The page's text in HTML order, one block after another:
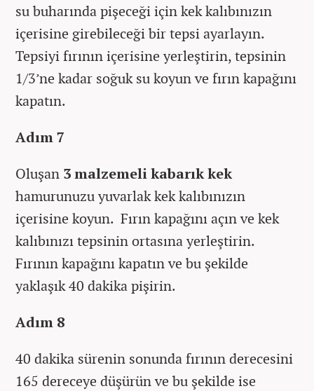
su buharında pişeceği için kek kalıbınızın
içerisine girebileceği bir tepsi ayarlayın.
Tepsiyi fırının içerisine yerleştirin, tepsinin
1/3’ne kadar soğuk su koyun ve fırın kapağını
kapatın.
Adım 7
Oluşan 3 malzemeli kabarık kek
hamurunuzu yuvarlak kek kalıbınızın
içerisine koyun. Fırın kapağını açın ve kek
kalıbınızı tepsinin ortasına yerleştirin.
Fırının kapağını kapatın ve bu şekilde
yaklaşık 40 dakika pişirin.
Adım 8
40 dakika sürenin sonunda fırının derecesini
165 dereceye düşürün ve bu şekilde ise